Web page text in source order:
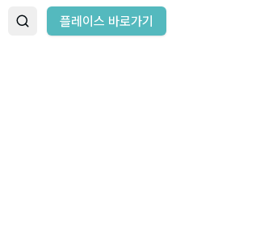
플레이스 바로가기